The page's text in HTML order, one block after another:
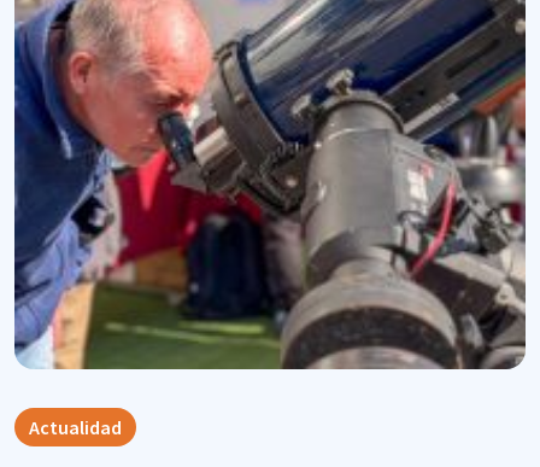
Actualidad